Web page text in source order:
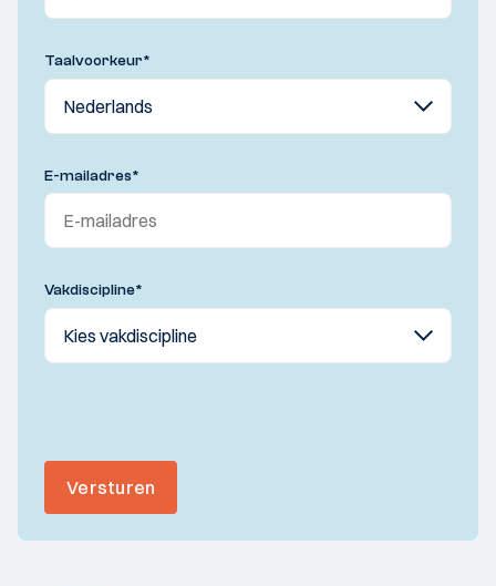
Taalvoorkeur*
E-mailadres*
Vakdiscipline*
Versturen